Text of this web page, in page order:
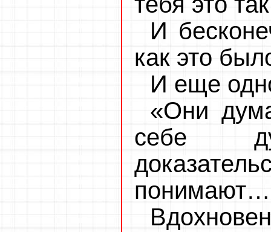
И
как это
И еще
«Они
себе